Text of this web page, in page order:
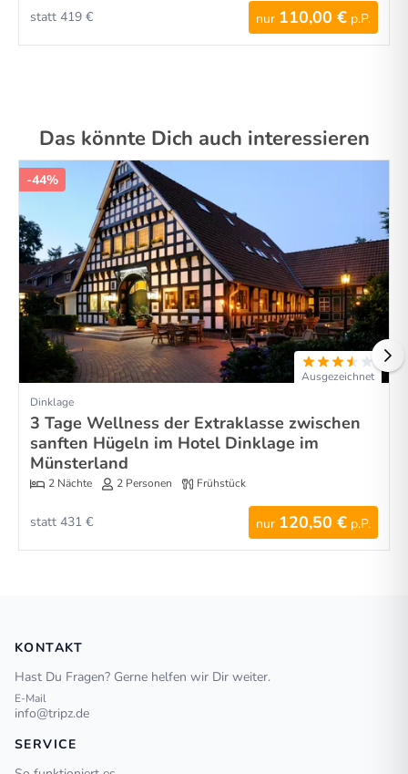
nur 110,00 € p.P.
statt 419 €
Das könnte Dich auch interessieren
-44%
Ausgezeichnet
Dinklage
3 Tage Wellness der Extraklasse zwischen
sanften Hügeln im Hotel Dinklage im
Münsterland
2 Nächte 2 Personen Frühstück
nur 120,50 € p.P.
statt 431 €
KONTAKT
Hast Du Fragen? Gerne helfen wir Dir weiter.
E-Mail
info@tripz.de
SERVICE